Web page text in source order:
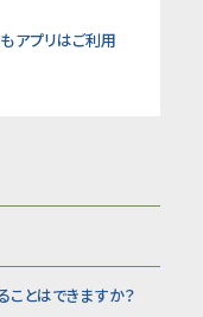
アプリはご利用
ことはできますか？